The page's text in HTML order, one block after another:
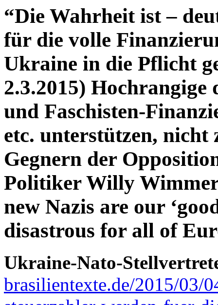
“Die Wahrheit ist –
für die volle
Ukraine in die Pflicht
2.3.2015) Hochrangige
und Faschisten-
etc. unterstützen,
Gegnern der
Politiker Willy Wimmer
new Nazis are our
disastrous for all of
Ukraine-Nato-
brasilientexte.de/2015/03/